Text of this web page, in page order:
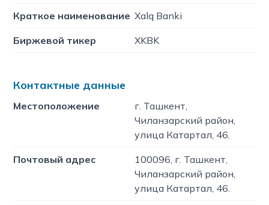
Краткое наименование Xalq Banki
Биржевой тикер XKBK
Контактные данные
Местоположение
г. Ташкент,
Чиланзарский район,
улица Катартал, 46.
Почтовый адрес
100096, г. Ташкент,
Чиланзарский район,
улица Катартал, 46.